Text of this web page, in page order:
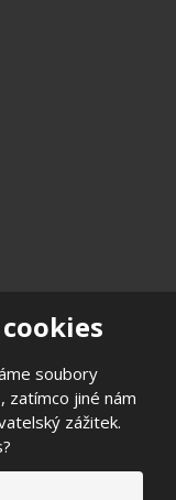
soubory
zatímco jiné nám
zážitek.
údajů| Mapa stránek